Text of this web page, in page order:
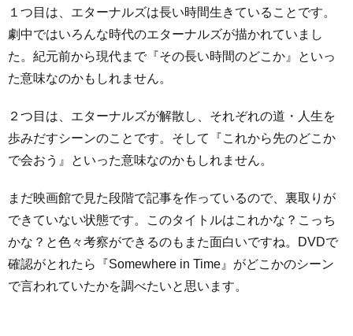
１つ目は、エターナルズは長い時間生きていることです。
劇中ではいろんな時代のエターナルズが描かれていまし
た。紀元前から現代まで『その長い時間のどこか』といっ
た意味なのかもしれません。
２つ目は、エターナルズが解散し、それぞれの道・人生を
歩みだすシーンのことです。そして『これから先のどこか
で会おう』といった意味なのかもしれません。
まだ映画館で見た段階で記事を作っているので、裏取りが
できていない状態です。このタイトルはこれかな？こっち
かな？と色々考察ができるのもまた面白いですね。DVDで
確認がとれたら『Somewhere in Time』がどこかのシーン
で言われていたかを調べたいと思います。